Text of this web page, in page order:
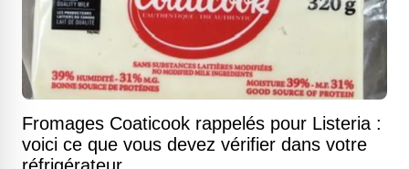
Fromages Coaticook rappelés pour Listeria :
voici ce que vous devez vérifier dans votre